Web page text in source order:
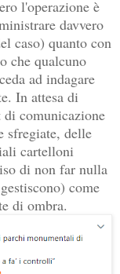
l'operazione è
davvero
caso) quanto con
che qualcuno
ad indagare
In attesa di
comunicazione
sfregiate, delle
cartelloni
di non far nulla
come
di ombra.